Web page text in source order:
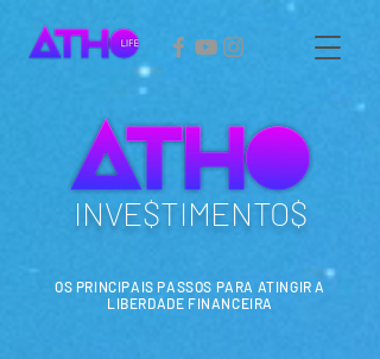
INVE$TIMENTO$
OS PRINCIPAIS PASSOS PARA ATINGIR A
LIBERDADE FINANCEIRA